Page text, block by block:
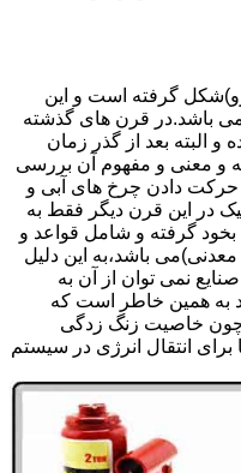
گرفته است و این
باشد.در قرن های گذشته
البته بعد از گذر زمان
و معنی و مفهوم آن بررسی
حرکت دادن چرخ های آبی و
در این قرن دیگر فقط به
گرفته و شامل قواعد و
باشد،به این دلیل
نمی توان از آن به
به همین خاطر است که
چون خاصیت زنگ زدگی
انتقال انرژی در سیستم